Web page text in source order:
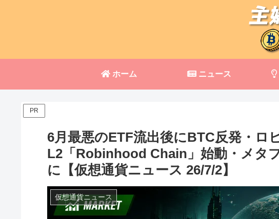
ホーム ニュース
PR
6月最悪のETF流出後にBTC反発・ロ
L2「Robinhood Chain」始動・メタ
に【仮想通貨ニュース 26/7/2】
仮想通貨ニュース